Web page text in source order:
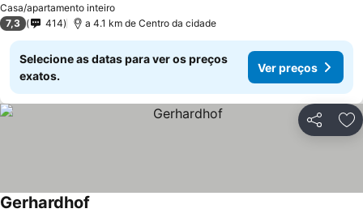
Casa/apartamento inteiro
7,3 414 a 4.1 km de Centro da cidade
Selecione as datas para ver os preços
exatos.
Ver preços
Partilhar
Gerhardhof